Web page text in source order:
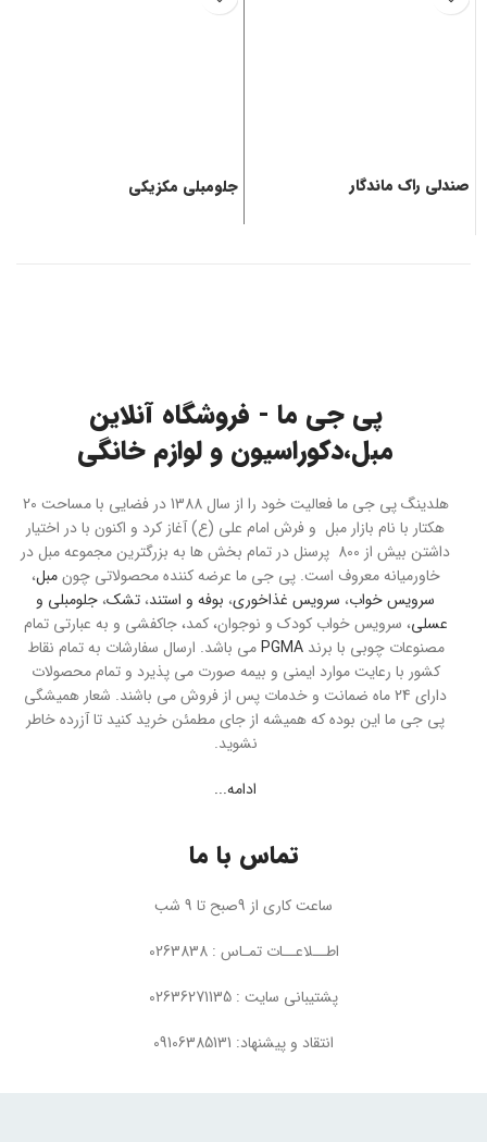
صندلی راک ماندگار جلومبلی مکزیکی
پی جی ما - فروشگاه آنلاین
مبل،دکوراسیون و لوازم خانگی
هلدینگ پی جی ما فعالیت خود را از سال 1388 در فضایی با مساحت 20
هکتار با نام بازار مبل و فرش امام علی (ع) آغاز کرد و اکنون با در اختیار
داشتن بیش از 800 پرسنل در تمام بخش ها به بزرگترین مجموعه مبل در
خاورمیانه معروف است. پی جی ما عرضه کننده محصولاتی چونمبل،
سرویس خواب، سرویس غذاخوری، بوفه و استند، تشک، جلومبلی و
عسلی، سرویس خواب کودک و نوجوان، کمد، جاکفشی و به عبارتی تمام
مصنوعات چوبی با برندPGMAمی باشد. ارسال سفارشات به تمام نقاط
کشور با رعایت موارد ایمنی و بیمه صورت می پذیرد و تمام محصولات
دارای 24 ماه ضمانت و خدمات پس از فروش می باشند. شعار همیشگی
پی جی ما این بوده که همیشه از جای مطمئن خرید کنید تا آزرده خاطر
نشوید.
ادامه...
تماس با ما
ساعت کاری از 9صبح تا 9 شب
اطــلاعــات تمـاس : 0263838
پشتیبانی سایت : 02636271135
انتقاد و پیشنهاد: 09106385131